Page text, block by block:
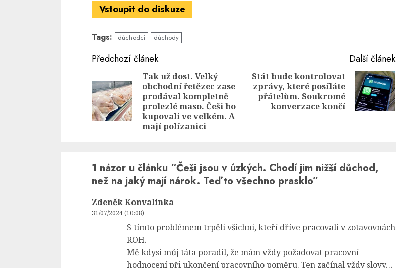
Vstoupit do diskuze
Tags: důchodci důchody
Continue
Reading
Předchozí článek
Previous
Tak už dost. Velký
obchodní řetězec zase
prodával kompletně
prolezlé maso. Češi ho
kupovali ve velkém. A
mají polízanici
Další článek
Next
post:
Stát bude kontrolovat
zprávy, které posíláte
přátelům. Soukromé
konverzace končí
1 názor u článku “Češi jsou v úzkých. Chodí jim nižší důchod,
než na jaký mají nárok. Teď to všechno prasklo”
Zdeněk Konvalinka
31/07/2024 (10:08)
S tímto problémem trpěli všichni, kteří dříve pracovali v zotavovnách
ROH.
Mě kdysi můj táta poradil, že mám vždy požadovat pracovní
hodnocení při ukončení pracovního poměru. Ten začínal vždy slovy…